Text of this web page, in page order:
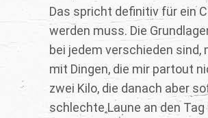
Das spricht definitiv für ein
werden muss. Die
bei jedem verschieden sind,
mit Dingen, die mir partout
zwei Kilo, die danach aber
schlechte Laune an den